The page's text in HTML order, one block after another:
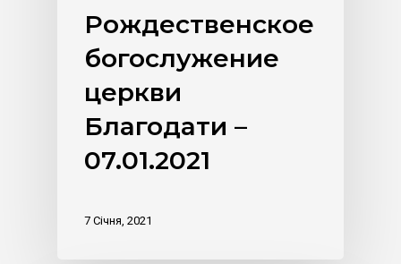
Рождественское
богослужение
церкви
Благодати –
07.01.2021
7 Січня, 2021